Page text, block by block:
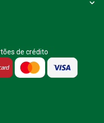
de crédito